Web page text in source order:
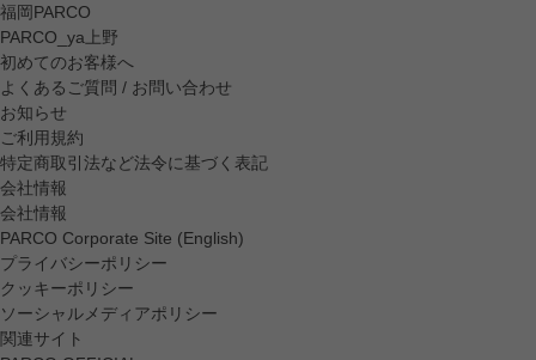
福岡PARCO
PARCO_ya上野
初めてのお客様へ
よくあるご質問 / お問い合わせ
お知らせ
ご利用規約
特定商取引法など法令に基づく表記
会社情報
会社情報
PARCO Corporate Site (English)
プライバシーポリシー
クッキーポリシー
ソーシャルメディアポリシー
関連サイト